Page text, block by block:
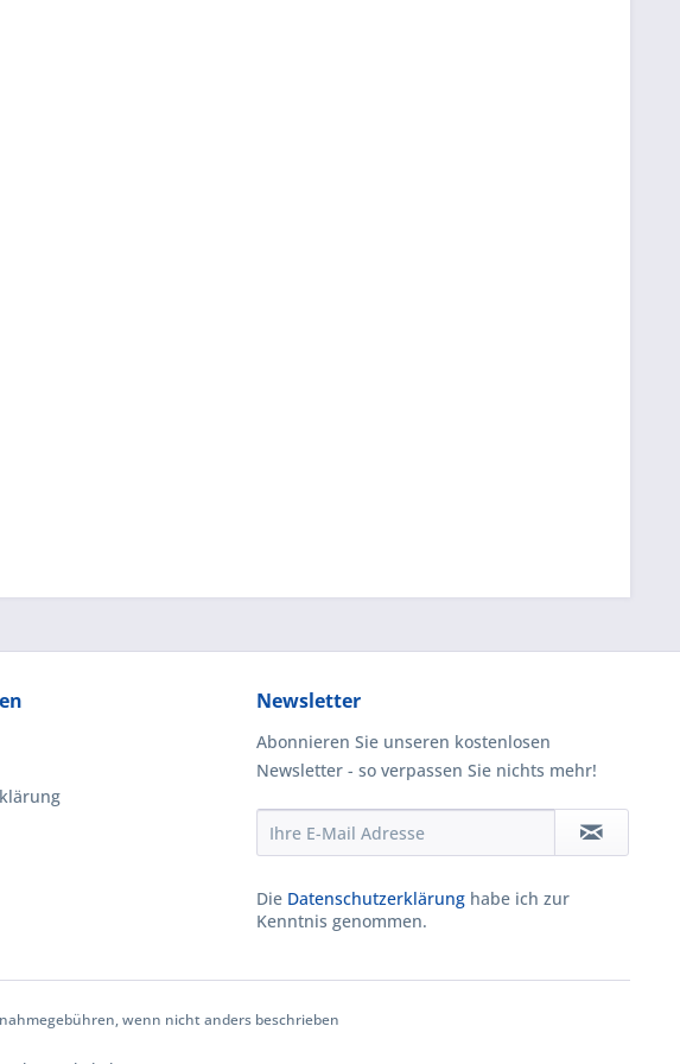
Newsletter
Abonnieren Sie unseren kostenlosen
Newsletter - so verpassen Sie nichts mehr!
Die Datenschutzerklärung habe ich zur
Kenntnis genommen.
wenn nicht anders beschrieben